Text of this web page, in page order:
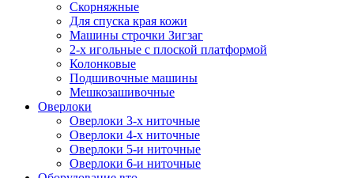
Скорняжные
Для спуска края кожи
Машины строчки Зигзаг
2-х игольные с плоской платформой
Колонковые
Подшивочные машины
Мешкозашивочные
Оверлоки
Оверлоки 3-х ниточные
Оверлоки 4-х ниточные
Оверлоки 5-и ниточные
Оверлоки 6-и ниточные